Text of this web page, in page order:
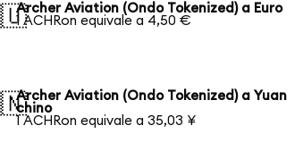
Archer Aviation (Ondo Tokenized) a Euro
1 ACHRon equivale a 4,50 €
Archer Aviation (Ondo Tokenized) a Yuan
chino
1 ACHRon equivale a 35,03 ¥